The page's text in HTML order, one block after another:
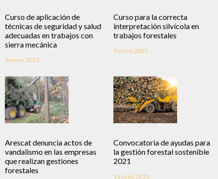
Curso de aplicación de
técnicas de seguridad y salud
adecuadas en trabajos con
sierra mecánica
9 enero, 2023
Curso para la correcta
interpretación silvícola en
trabajos forestales
9 enero, 2023
Arescat denuncia actos de
vandalismo en las empresas
que realizan gestiones
forestales
Convocatoria de ayudas para
la gestión forestal sostenible
2021
11 junio, 2021